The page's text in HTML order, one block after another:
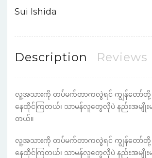
Sui Ishida
Description Reviews
လူ့အသားကို တပ်မက်တာကလွဲရင် ကျွန်တော်တို့က
နေထိုင်ကြတယ်၊ သာမန်လူတွေလိုပဲ နည်းအမျိုးမ
တယ်။
လူ့အသားကို တပ်မက်တာကလွဲရင် ကျွန်တော်တို့က
နေထိုင်ကြတယ်၊ သာမန်လူတွေလိုပဲ နည်းအမျိုးမ